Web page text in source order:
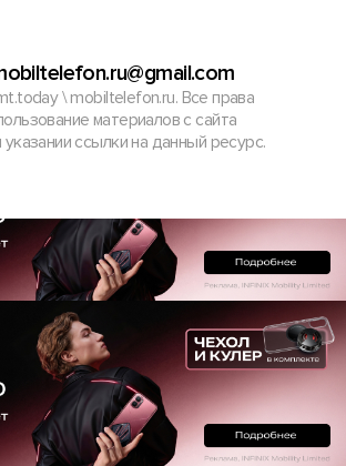
\ mobiltelefon.ru. Все права
материалов с сайта
ссылки на данный ресурс.